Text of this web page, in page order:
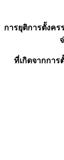
การยุติการตั้งค
ที่เกิดจากการ